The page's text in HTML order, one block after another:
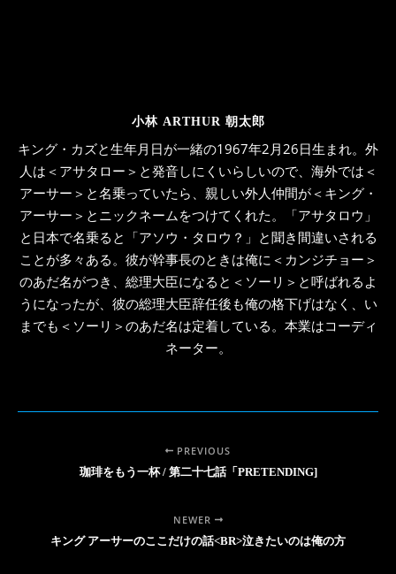
小林 ARTHUR 朝太郎
キング・カズと生年月日が一緒の1967年2月26日生まれ。外
人は＜アサタロー＞と発音しにくいらしいので、海外では＜
アーサー＞と名乗っていたら、親しい外人仲間が＜キング・
アーサー＞とニックネームをつけてくれた。「アサタロウ」
と日本で名乗ると「アソウ・タロウ？」と聞き間違いされる
ことが多々ある。彼が幹事長のときは俺に＜カンジチョー＞
のあだ名がつき、総理大臣になると＜ソーリ＞と呼ばれるよ
うになったが、彼の総理大臣辞任後も俺の格下げはなく、い
までも＜ソーリ＞のあだ名は定着している。本業はコーディ
ネーター。
PREVIOUS
珈琲をもう一杯 / 第二十七話「PRETENDING]
NEWER
キング アーサーのここだけの話<BR>泣きたいのは俺の方